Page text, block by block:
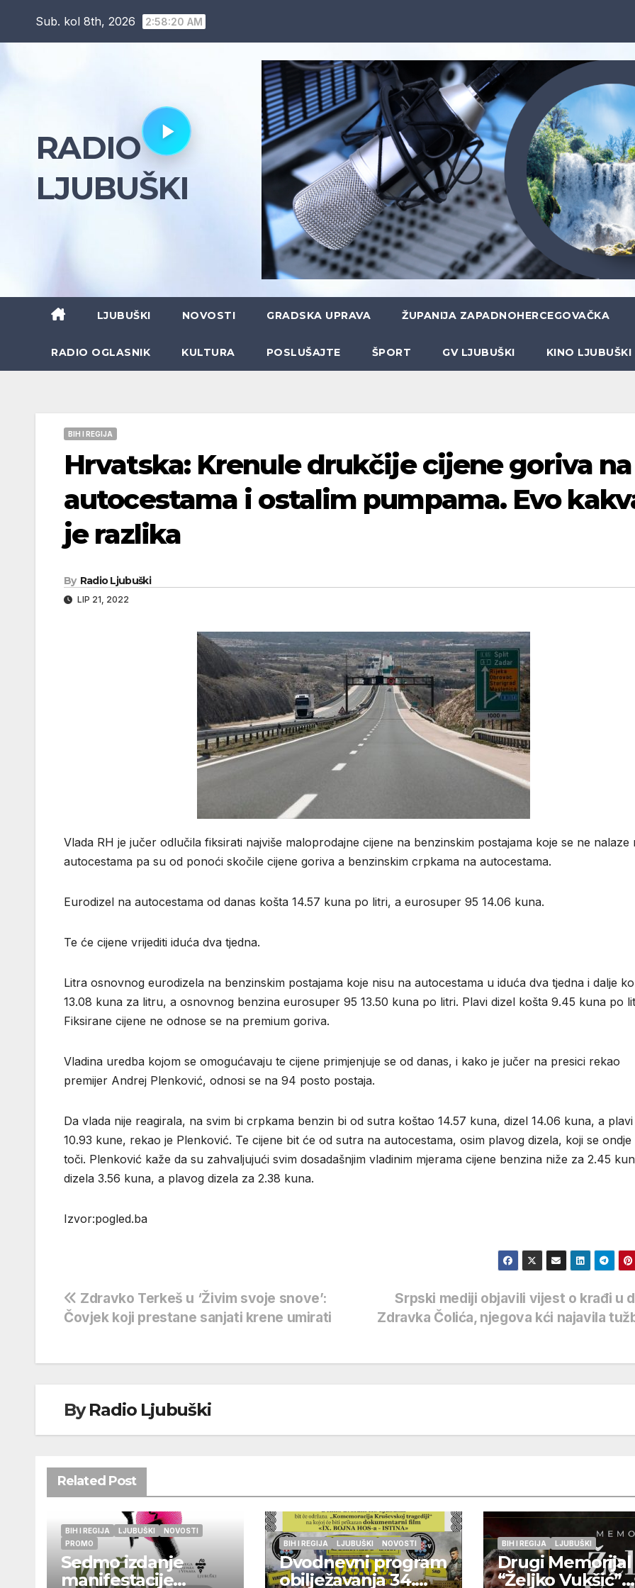
Sub. kol 8th, 2026 2:58:21 AM
RADIO
LJUBUŠKI
LJUBUŠKI NOVOSTI GRADSKA UPRAVA ŽUPANIJA ZAPADNOHERCEGOVAČKA
RADIO OGLASNIK KULTURA POSLUŠAJTE ŠPORT GV LJUBUŠKI KINO LJUBUŠKI
BIH I REGIJA
Hrvatska: Krenule drukčije cijene goriva na
autocestama i ostalim pumpama. Evo
je razlika
By Radio Ljubuški
LIP 21, 2022
Vlada RH je jučer odlučila fiksirati najviše maloprodajne cijene na benzinskim postajama koje se ne nalaze
autocestama pa su od ponoći skočile cijene goriva a benzinskim crpkama na autocestama.
Eurodizel na autocestama od danas košta 14.57 kuna po litri, a eurosuper 95 14.06 kuna.
Te će cijene vrijediti iduća dva tjedna.
Litra osnovnog eurodizela na benzinskim postajama koje nisu na autocestama u iduća dva tjedna i dalje
13.08 kuna za litru, a osnovnog benzina eurosuper 95 13.50 kuna po litri. Plavi dizel košta 9.45 kuna po
Fiksirane cijene ne odnose se na premium goriva.
Vladina uredba kojom se omogućavaju te cijene primjenjuje se od danas, i kako je jučer na presici rekao
premijer Andrej Plenković, odnosi se na 94 posto postaja.
Da vlada nije reagirala, na svim bi crpkama benzin bi od sutra koštao 14.57 kuna, dizel 14.06 kuna, a
10.93 kune, rekao je Plenković. Te cijene bit će od sutra na autocestama, osim plavog dizela, koji se ondje
toči. Plenković kaže da su zahvaljujući svim dosadašnjim vladinim mjerama cijene benzina niže za 2.45
dizela 3.56 kuna, a plavog dizela za 2.38 kuna.
Izvor:pogled.ba
Navigacija
objava
Srpski mediji objavili vijest o krađi u
Zdravka Čolića, njegova kći najavila
Zdravko Terkeš u ‘Živim svoje snove’:
Čovjek koji prestane sanjati krene umirati
ByRadio Ljubuški
Related Post
BIH I REGIJA LJUBUŠKI
NOVOSTI
PROMO
Sedmo izdanje
manifestacije
BIH I REGIJA LJUBUŠKI NOVOSTI
Dvodnevni program
obilježavanja 34.
BIH I REGIJA LJUBUŠKI
Drugi Memorijal
“Željko Vukšić”